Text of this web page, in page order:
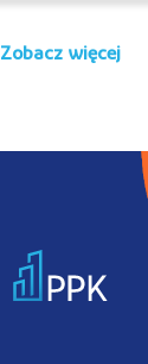
Zobacz więcej